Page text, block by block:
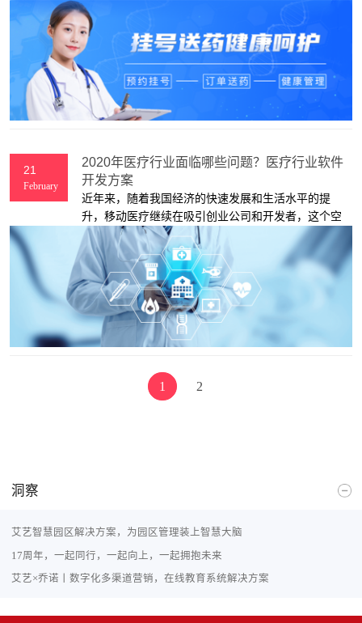
网+医疗健康，正在从城市向县域发展，呈遍地开花
之势。本文，上海艾艺互联网医院供应商将为大家带
来的是互联网医院正面临五大痛点分析。
21
February
2020年医疗行业面临哪些问题？医疗行业软件
开发方案
近年来，随着我国经济的快速发展和生活水平的提
升，移动医疗继续在吸引创业公司和开发者，这个空
间仍然是新的和令人振奋的，它有助于解决广泛的需
求。但是，医疗行业有哪些痛点呢？
1 2
洞察
艾艺智慧园区解决方案，为园区管理装上智慧大脑
17周年，一起同行，一起向上，一起拥抱未来
艾艺×乔诺丨数字化多渠道营销，在线教育系统解决方案